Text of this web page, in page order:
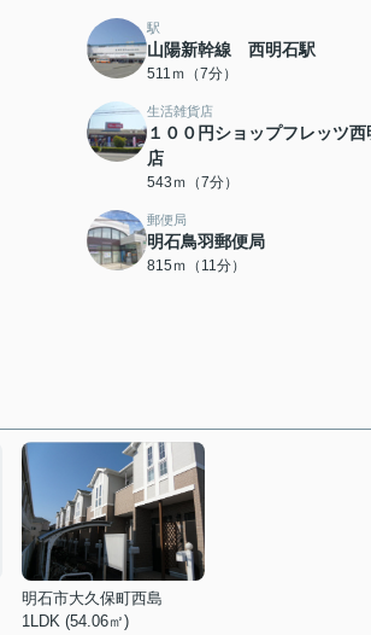
駅
山陽新幹線 西明石駅
511ｍ（7分）
生活雑貨店
１００円ショップフレッツ西
店
543ｍ（7分）
郵便局
明石鳥羽郵便局
815ｍ（11分）
明石市大久保町西島
1LDK (54.06㎡)